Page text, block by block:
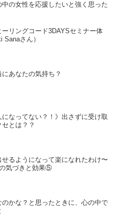
の女性を応援したいと強く思った
ーリングコード3DAYSセミナー体
Sanaさん）
あなたの気持ち？
になってない？！》出さずに受け取
とは？？
せるようになって楽になれたわけ〜
気づきと効果⑤
のかな？と思ったときに、心の中で